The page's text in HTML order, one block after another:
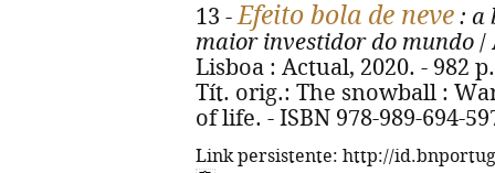
13 -Efeito bola de neve : a
maior investidor do mundo /
Lisboa : Actual, 2020. - 982
Tít. orig.: The snowball :
of life. - ISBN 978-989-694-
Link persistente: http://